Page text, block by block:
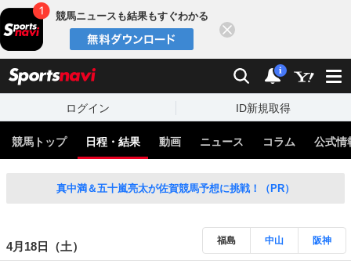
競馬ニュースも結果もすぐわかる
検索 通知
i
ログイン ID新規取得
競馬トップ 日程・結果 動画 ニュース コラム 公式情
真中満＆五十嵐亮太が佐賀競馬予想に挑戦！（PR）
4月18日（土） 福島 中山 阪神